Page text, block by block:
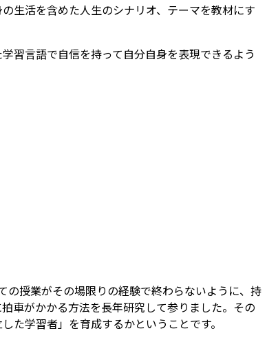
生活を含めた人生のシナリオ、テーマを教材にす
習言語で自信を持って自分自身を表現できるよう
の授業がその場限りの経験で終わらないように、持
車がかかる方法を長年研究して参りました。その
た学習者」を育成するかということです。